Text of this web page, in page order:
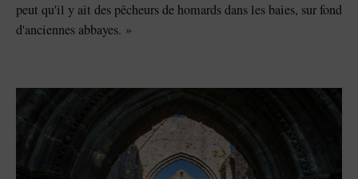
peut qu'il y ait des pêcheurs de homards dans les baies, sur fond
d'anciennes abbayes. »